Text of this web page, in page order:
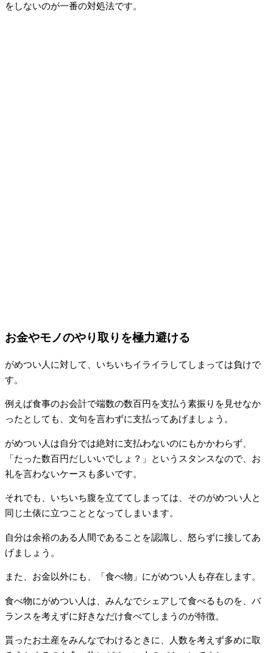
をしないのが一番の対処法です。
お金やモノのやり取りを極力避ける
がめつい人に対して、いちいちイライラしてしまっては負けで
す。
例えば食事のお会計で端数の数百円を支払う素振りを見せなか
ったとしても、文句を言わずに支払ってあげましょう。
がめつい人は自分では絶対に支払わないのにもかかわらず、
「たった数百円だしいいでしょ？」というスタンスなので、お
礼を言わないケースも多いです。
それでも、いちいち腹を立ててしまっては、そのがめつい人と
同じ土俵に立つこととなってしまいます。
自分は余裕のある人間であることを認識し、怒らずに接してあ
げましょう。
また、お金以外にも、「食べ物」にがめつい人も存在します。
食べ物にがめつい人は、みんなでシェアして食べるものを、バ
ランスを考えずに好きなだけ食べてしまうのが特徴。
貰ったお土産をみんなでわけるときに、人数を考えず多めに取